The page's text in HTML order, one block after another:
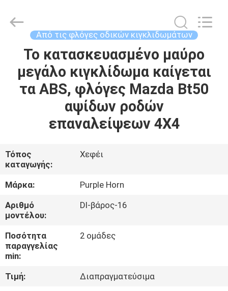
ΣΠΊΤΙ
ΠΡΟΪΌΝΤΑ
ΒΊΝΤΕΟ
ΠΕΡΊΠΟΥ
ΕΜΕΊΣ
ΓΎΡΟΣ
ΕΡΓΟΣΤΑΣΊΩΝ
ΠΟΙΟΤΙΚΌΣ
ΈΛΕΓΧΟΣ
Commerce
Από τις φλόγες οδικών κιγκλιδωμάτων
Το κατασκευασμένο μαύρο
μεγάλο κιγκλίδωμα καίγεται
τα ABS, φλόγες Mazda Bt50
αψίδων ροδών
επαναλείψεων 4X4
Τόπος
καταγωγής:
Χεφέι
Μάρκα:
Purple Horn
Αριθμό
μοντέλου:
Dl-βάρος-16
Ποσότητα
παραγγελίας
min:
2 ομάδες
Τιμή:
Διαπραγματεύσιμα